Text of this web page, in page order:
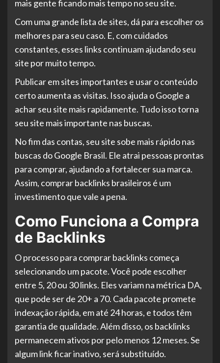
mais gente ficando mais tempo no seu site.
Com uma grande lista de sites, dá para escolher os
melhores para seu caso. E, com cuidados
constantes, esses links continuam ajudando seu
site por muito tempo.
Publicar em sites importantes e usar o conteúdo
certo aumenta as visitas. Isso ajuda o Google a
achar seu site mais rapidamente. Tudo isso torna
seu site mais importante nas buscas.
No fim das contas, seu site sobe mais rápido nas
buscas do Google Brasil. Ele atrai pessoas prontas
para comprar, ajudando a fortalecer sua marca.
Assim, comprar backlinks brasileiros é um
investimento que vale a pena.
Como Funciona a Compra
de Backlinks
O processo para comprar backlinks começa
selecionando um pacote. Você pode escolher
entre 5, 20 ou 30 links. Eles variam na métrica DA,
que pode ser de 20+ a 70. Cada pacote promete
indexação rápida, em até 24 horas, e todos têm
garantia de qualidade. Além disso, os backlinks
permanecem ativos por pelo menos 12 meses. Se
algum link ficar inativo, será substituído.